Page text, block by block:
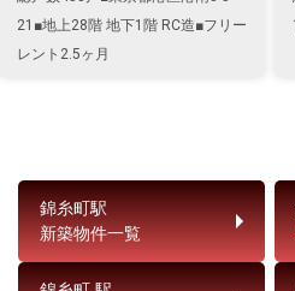
21■地上28階 地下1階 RC造■フリー
レント2.5ヶ月
錦糸町駅
新築物件一覧